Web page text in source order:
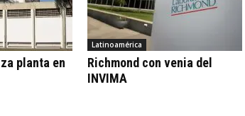
planta en
Latinoamérica
Richmond con venia del
INVIMA